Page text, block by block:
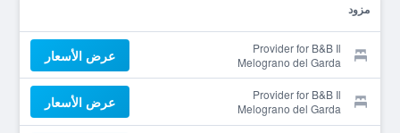
مزود
Provider for B&B Il
Melograno del Garda
عرض الأسعار
Provider for B&B Il
Melograno del Garda
عرض الأسعار